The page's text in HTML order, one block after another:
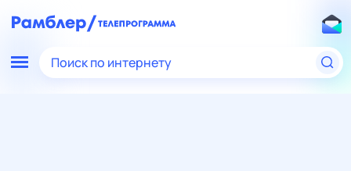
Поиск по интернету